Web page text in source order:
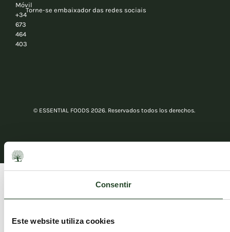
Consentir
Este website utiliza cookies
Móvil
+34
673
464
403
Torne-se embaixador das redes sociais
© ESSENTIAL FOODS 2026. Reservados todos los derechos.